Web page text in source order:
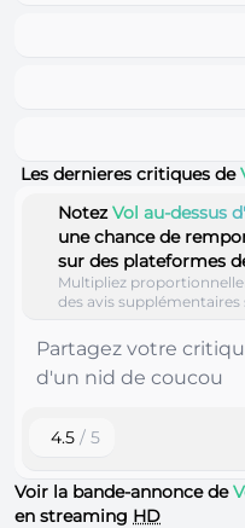
Les dernieres critiques de
NotezVol au-dessus
une chance de
sur des plateformes
Multipliez
des avis supplémentaires
4.5 / 5
Voir la bande-annonce de
en streaming HD